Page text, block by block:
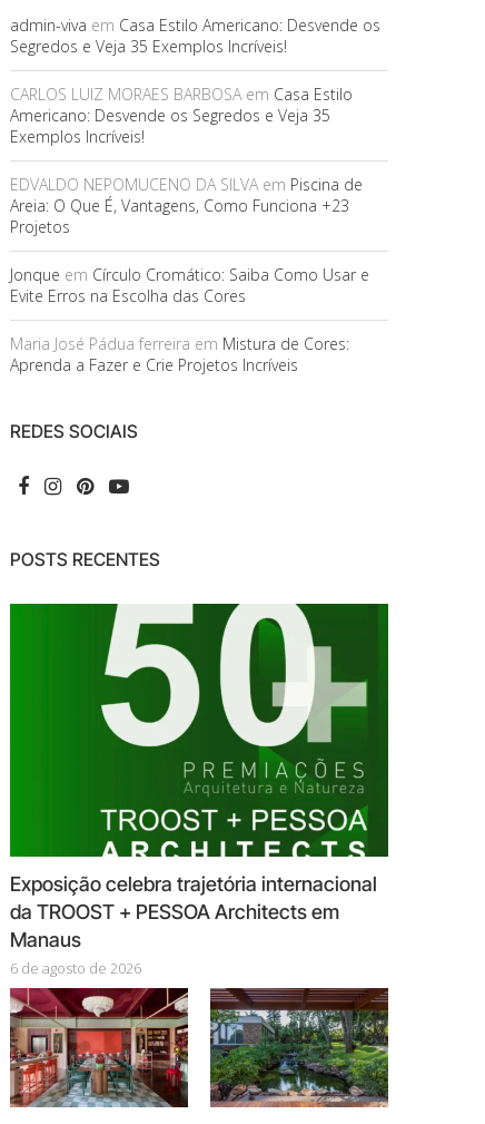
admin-viva em Casa Estilo Americano: Desvende os
Segredos e Veja 35 Exemplos Incríveis!
CARLOS LUIZ MORAES BARBOSAem Casa Estilo
Americano: Desvende os Segredos e Veja 35
Exemplos Incríveis!
EDVALDO NEPOMUCENO DA SILVAem Piscina de
Areia: O Que É, Vantagens, Como Funciona +23
Projetos
Jonque em Círculo Cromático: Saiba Como Usar e
Evite Erros na Escolha das Cores
Maria José Pádua ferreira em Mistura de Cores:
Aprenda a Fazer e Crie Projetos Incríveis
REDES SOCIAIS
POSTS RECENTES
Exposição celebra trajetória internacional
da TROOST + PESSOA Architects em
Manaus
6 de agosto de 2026